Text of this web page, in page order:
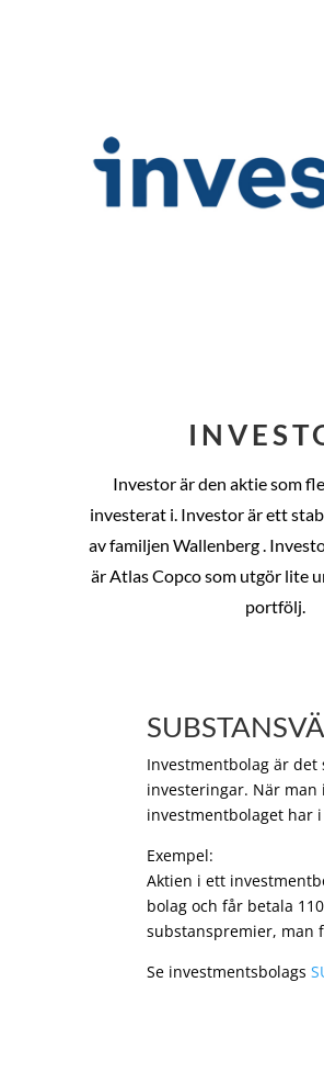
Investor är den aktie som
investerat i. Investor är ett
av familjen Wallenberg .
är Atlas Copco som utgör lite
portfölj.
Investmentbolag är
investeringar. När
investmentbolaget har
Exempel:
Aktien i ett
bolag och får betala
substanspremier, man
Se investmentsbolags